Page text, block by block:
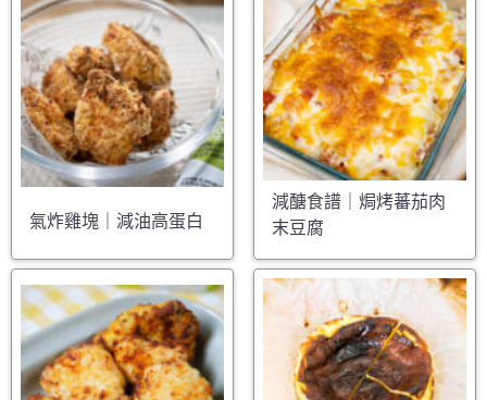
氣炸雞塊｜減油高蛋白
減醣食譜｜焗烤蕃茄肉
末豆腐